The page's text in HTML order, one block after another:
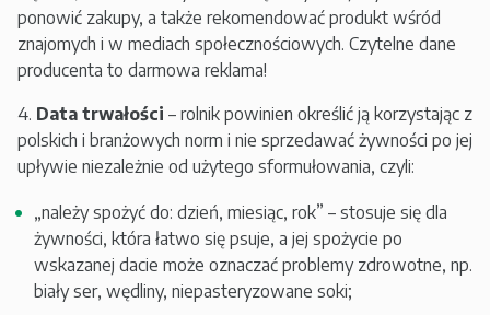
ponowić zakupy, a także rekomendować produkt wśród
znajomych i w mediach społecznościowych. Czytelne dane
producenta to darmowa reklama!
4. Data trwałości – rolnik powinien określić ją korzystając z
polskich i branżowych norm i nie sprzedawać żywności po jej
upływie niezależnie od użytego sformułowania, czyli:
„należy spożyć do: dzień, miesiąc, rok” – stosuje się dla
żywności, która łatwo się psuje, a jej spożycie po
wskazanej dacie może oznaczać problemy zdrowotne, np.
biały ser, wędliny, niepasteryzowane soki;